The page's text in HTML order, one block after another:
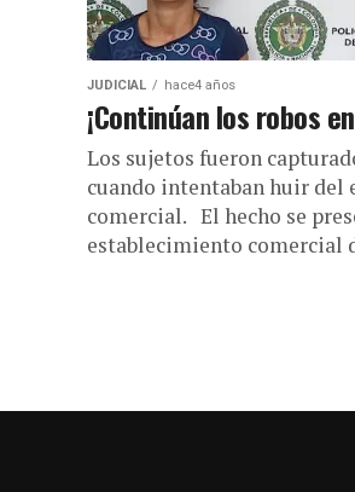
JUDICIAL hace4 años
¡Continúan los robos
Los sujetos fueron
cuando intentaban huir del
comercial. El hecho se
establecimiento comercial